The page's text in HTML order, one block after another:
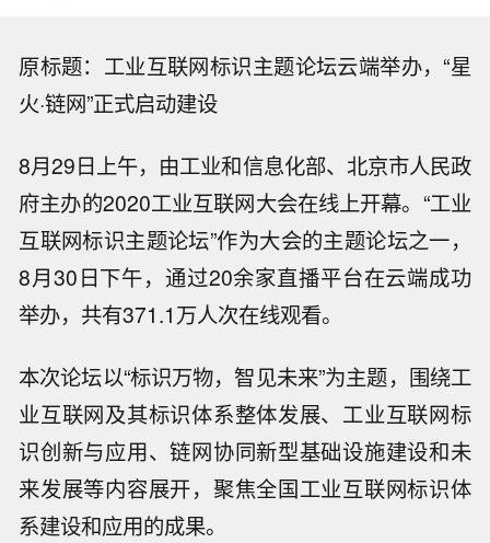
原标题：工业互联网标识主题论坛云端举办，“星
火·链网”正式启动建设
8月29日上午，由工业和信息化部、北京市人民政
府主办的2020工业互联网大会在线上开幕。“工业
互联网标识主题论坛”作为大会的主题论坛之一，
8月30日下午，通过20余家直播平台在云端成功
举办，共有371.1万人次在线观看。
本次论坛以“标识万物，智见未来”为主题，围绕工
业互联网及其标识体系整体发展、工业互联网标
识创新与应用、链网协同新型基础设施建设和未
来发展等内容展开，聚焦全国工业互联网标识体
系建设和应用的成果。